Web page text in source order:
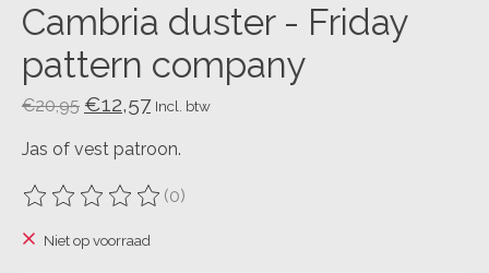
Cambria duster - Friday
pattern company
€20,95 €12,57 Incl. btw
Jas of vest patroon.
De beoordeling van dit product is
(0)
Niet op voorraad